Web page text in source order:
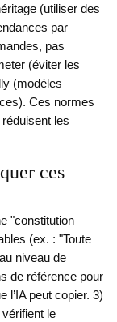
(utiliser des
par
pas
(éviter les
(modèles
Ces normes
les
ces
"constitution
(ex. : "Toute
niveau de
de référence pour
l’IA peut copier. 3)
le